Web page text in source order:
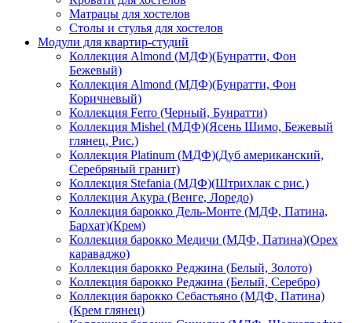
Матрацы для хостелов
Столы и стулья для хостелов
Модули для квартир-студий
Коллекция Almond (МДФ)(Бунратти, Фон
Бежевый)
Коллекция Almond (МДФ)(Бунратти, Фон
Коричневый)
Коллекция Ferro (Черный, Бунратти)
Коллекция Mishel (МДФ)(Ясень Шимо, Бежевый
глянец, Рис.)
Коллекция Platinum (МДФ)(Дуб американский,
Серебряный гранит)
Коллекция Stefania (МДФ)(Штрихлак с рис.)
Коллекция Акура (Венге, Лоредо)
Коллекция барокко Дель-Монте (МДФ, Патина,
Бархат)(Крем)
Коллекция барокко Медичи (МДФ, Патина)(Орех
караваджо)
Коллекция барокко Реджина (Белый, Золото)
Коллекция барокко Реджина (Белый, Серебро)
Коллекция барокко Себастьяно (МДФ, Патина)
(Крем глянец)